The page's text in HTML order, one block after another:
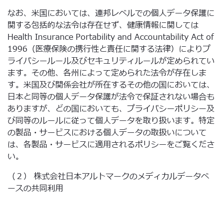
なお、米国においては、連邦レベルでの個人データ保護に
関する包括的な法令は存在せず、健康情報に関しては
Health Insurance Portability and Accountability Act of
1996（医療保険の携行性と責任に関する法律）によりプ
ライバシールール及びセキュリティルールが定められてい
ます。その他、各州によって定められた法令が存在しま
す。米国及び関係会社が所在するその他の国においては、
日本と同等の個人データ保護が法令で保証されない場合も
ありますが、どの国においても、プライバシーポリシー及
び同等のルールに従って個人データを取り扱います。特定
の製品・サービスにおける個人データの取扱いについて
は、各製品・サービスに適用されるポリシーをご覧くださ
い。
（２） 株式会社日本アルトマークのメディカルデータベ
ースの共同利用